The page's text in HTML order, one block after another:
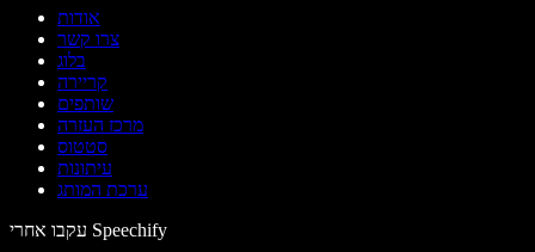
אודות
צרו קשר
בלוג
קריירה
שותפים
מרכז העזרה
סטטוס
עיתונות
ערכת המותג
עקבו אחרי Speechify